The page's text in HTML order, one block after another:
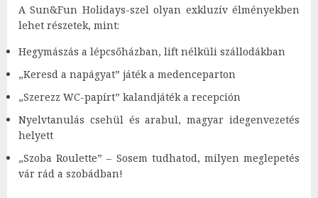
A Sun&Fun Holidays-szel olyan exkluzív élményekben
lehet részetek, mint:
Hegymászás a lépcsőházban, lift nélküli szállodákban
„Keresd a napágyat” játék a medenceparton
„Szerezz WC-papírt” kalandjáték a recepción
Nyelvtanulás csehül és arabul, magyar idegenvezetés
helyett
„Szoba Roulette” – Sosem tudhatod, milyen meglepetés
vár rád a szobádban!